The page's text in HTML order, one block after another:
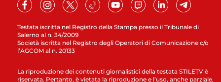
Testata iscritta nel Registro della Stampa presso il Tribunale di
Salerno al n. 34/2009
Società iscritta nel Registro degli Operatori di Comunicazione c/o
l’AGCOM al n. 20133
La riproduzione dei contenuti giornalistici della testata STILETV è
riservata. Pertanto, è vietata la riproduzione e l’uso, anche parziale,